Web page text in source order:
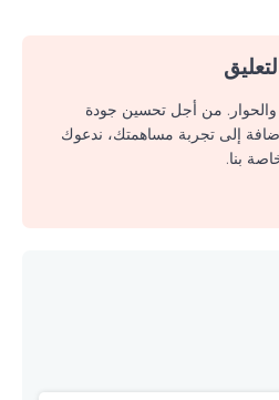
والحوار. من أجل تحسين جودة
إلى تجربة مساهمتك، ندعوك
بنا.